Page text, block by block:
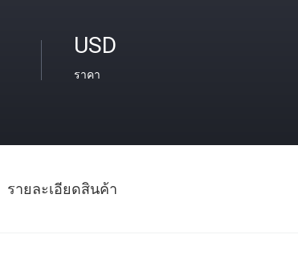
USD
ราคา
รายละเอียดสินค้า